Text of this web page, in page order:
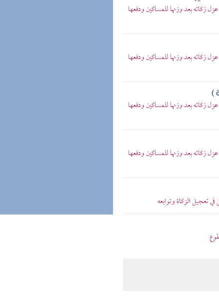
زكاته بعد وزنها للمساكين ودفعها
زكاته بعد وزنها للمساكين ودفعها
)
زكاته بعد وزنها للمساكين ودفعها
زكاته بعد وزنها للمساكين ودفعها
تعجيل الزكاة وتوابعه